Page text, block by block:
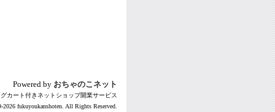
Powered by おちゃのこネット
カート付きネットショップ開業サービス
2026 fukuyoukanshoten. All Rights Reserved.